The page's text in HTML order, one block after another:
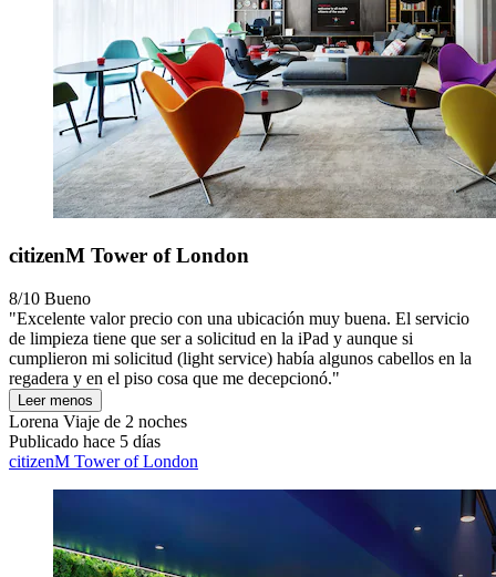
citizenM Tower of London
8/10 Bueno
"Excelente valor precio con una ubicación muy buena. El servicio
de limpieza tiene que ser a solicitud en la iPad y aunque si
cumplieron mi solicitud (light service) había algunos cabellos en la
regadera y en el piso cosa que me decepcionó."
Leer menos
Lorena Viaje de 2 noches
Publicado hace 5 días
citizenM Tower of London